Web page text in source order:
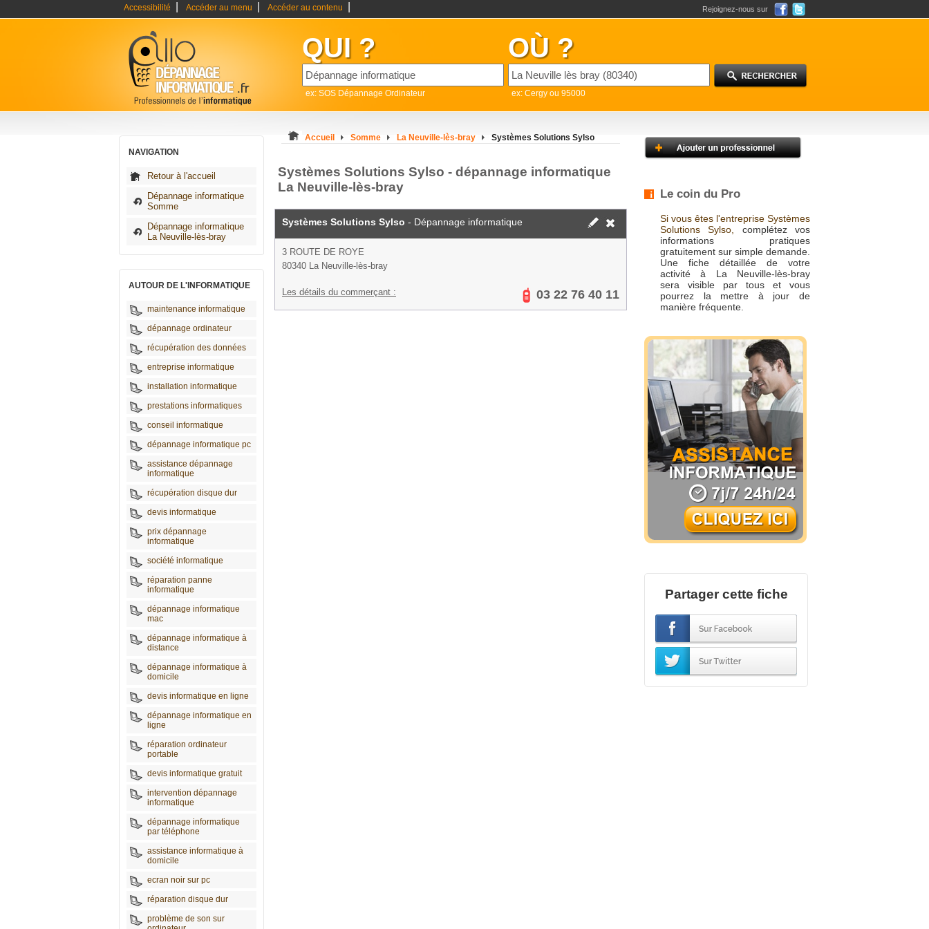
Accessibilité Accéder au menu Accéder au contenu Rejoignez-nous sur
QUI ?
ex: SOS Dépannage Ordinateur
OÙ ?
ex: Cergy ou 95000
NAVIGATION
Retour à l'accueil
Dépannage informatique
Somme
Dépannage informatique
La Neuville-lès-bray
AUTOUR DE L'INFORMATIQUE
maintenance informatique
dépannage ordinateur
récupération des données
entreprise informatique
installation informatique
prestations informatiques
conseil informatique
dépannage informatique pc
assistance dépannage
informatique
récupération disque dur
devis informatique
prix dépannage
informatique
société informatique
réparation panne
informatique
dépannage informatique
mac
dépannage informatique à
distance
dépannage informatique à
domicile
devis informatique en ligne
dépannage informatique en
ligne
réparation ordinateur
portable
devis informatique gratuit
intervention dépannage
informatique
dépannage informatique
par téléphone
assistance informatique à
domicile
ecran noir sur pc
réparation disque dur
problème de son sur
Accueil Somme La Neuville-lès-bray Systèmes Solutions Sylso
Systèmes Solutions Sylso - dépannage informatique
La Neuville-lès-bray
Systèmes Solutions Sylso - Dépannage informatique
3 ROUTE DE ROYE
80340 La Neuville-lès-bray
Les détails du commerçant : 03 22 76 40 11
Le coin du Pro
Si vous êtes l'entreprise Systèmes
Solutions Sylso,
complétez vos
informations pratiques
gratuitement sur simple demande.
Une fiche détaillée de votre
activité à La Neuville-lès-bray
sera visible par tous et vous
pourrez la mettre à jour de
manière fréquente.
Partager cette fiche